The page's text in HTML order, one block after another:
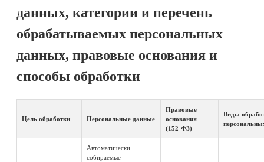
данных, категории и перечень
обрабатываемых персональных
данных, правовые основания и
способы обработки
Цель обработки Персональные данные
Правовые
основания
(152-ФЗ)
Виды
Автоматически
собираемые